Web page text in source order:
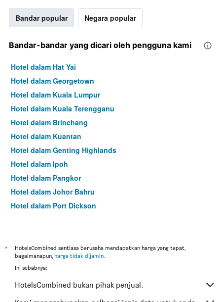
Bandar popular Negara popular
Bandar-bandar yang dicari oleh pengguna kami
Hotel dalam Hat Yai
Hotel dalam Georgetown
Hotel dalam Kuala Lumpur
Hotel dalam Kuala Terengganu
Hotel dalam Brinchang
Hotel dalam Kuantan
Hotel dalam Genting Highlands
Hotel dalam Ipoh
Hotel dalam Pangkor
Hotel dalam Johor Bahru
Hotel dalam Port Dickson
*
HotelsCombined sentiasa berusaha mendapatkan harga yang tepat,
bagaimanapun, harga tidak dijamin.
Ini sebabnya:
HotelsCombined bukan pihak penjual.